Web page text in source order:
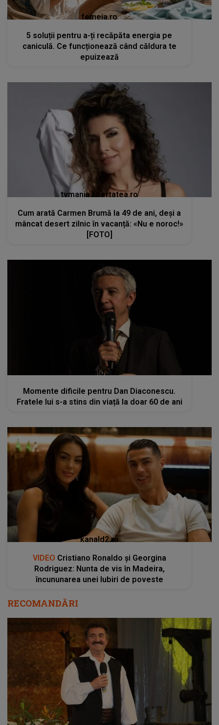
femeia.ro
5 soluții pentru a-ți recăpăta energia pe
caniculă. Ce funcționează când căldura te
epuizează
tvmania.libertatea.ro
Cum arată Carmen Brumă la 49 de ani, deși a
mâncat desert zilnic în vacanță: «Nu e noroc!»
[FOTO]
kanald2.ro
Momente dificile pentru Dan Diaconescu.
Fratele lui s-a stins din viață la doar 60 de ani
kanald2.ro
VIDEO Cristiano Ronaldo și Georgina
Rodriguez: Nunta de vis în Madeira,
încununarea unei Iubiri de poveste
RECOMANDĂRI